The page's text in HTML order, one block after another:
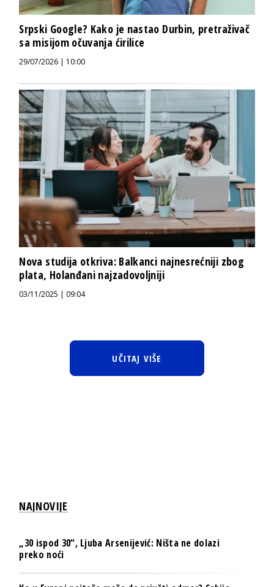
Srpski Google? Kako je nastao Durbin, pretraživač
sa misijom očuvanja ćirilice
29/07/2026 | 10:00
Nova studija otkriva: Balkanci najnesrećniji zbog
plata, Holanđani najzadovoljniji
03/11/2025 | 09:04
UČITAJ VIŠE
NAJNOVIJE
„30 ispod 30“, Ljuba Arsenijević: Ništa ne dolazi
preko noći